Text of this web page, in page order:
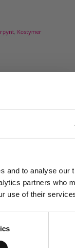
and to analyse our
partners who
use of their
, Kostymer